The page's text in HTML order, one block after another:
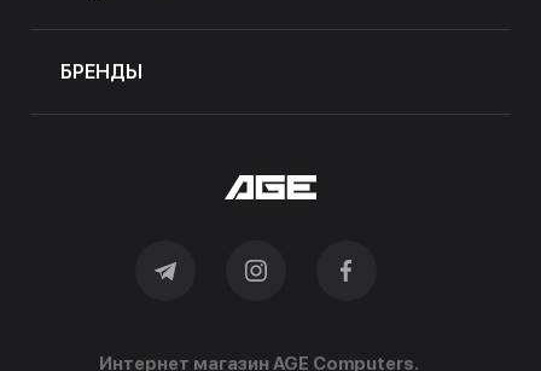
БРЕНДЫ
Интернет магазин AGE Computers.